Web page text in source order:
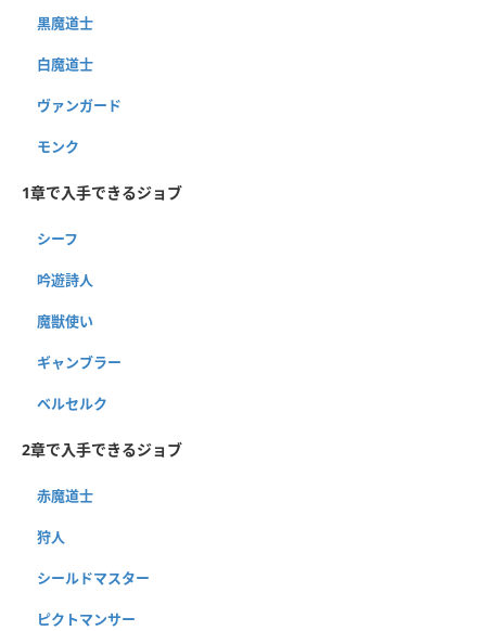
黒魔道士
白魔道士
ヴァンガード
モンク
1章で入手できるジョブ
シーフ
吟遊詩人
魔獣使い
ギャンブラー
ベルセルク
2章で入手できるジョブ
赤魔道士
狩人
シールドマスター
ピクトマンサー